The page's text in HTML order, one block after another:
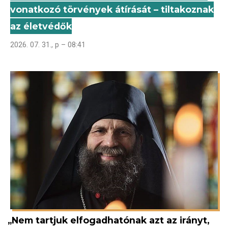
vonatkozó törvények átírását – tiltakoznak
az életvédők
2026. 07. 31., p – 08:41
„Nem tartjuk elfogadhatónak azt az irányt,